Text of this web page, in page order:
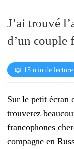
é
J’ai trouvé
d’un couple
📖 15 min de lecture
Sur le petit écran
trouverez
francophones
compagne en